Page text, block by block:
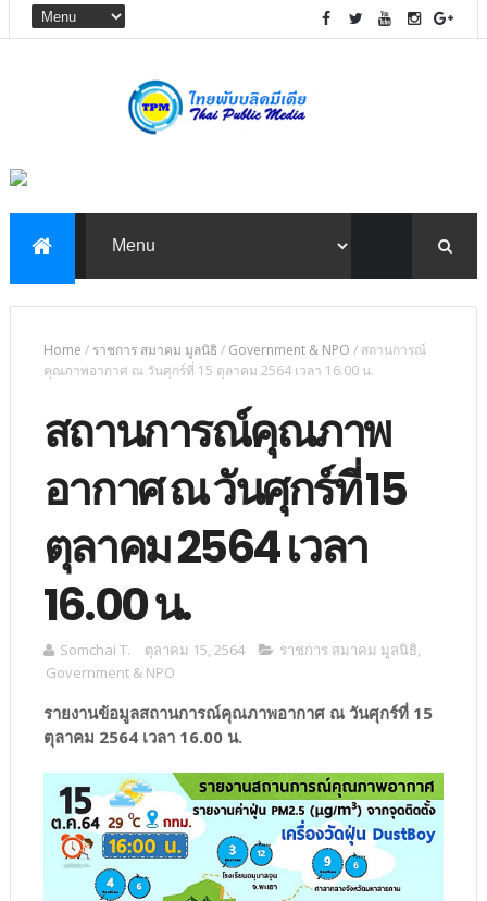
Home / ราชการ สมาคม มูลนิธิ / Government & NPO / สถานการณ์
คุณภาพอากาศ ณ วันศุกร์ที่ 15 ตุลาคม 2564 เวลา 16.00 น.
สถานการณ์คุณภาพ
อากาศ ณ วันศุกร์ที่ 15
ตุลาคม 2564 เวลา
16.00 น.
Somchai T. ตุลาคม 15, 2564 ราชการ สมาคม มูลนิธิ,
Government & NPO
รายงานข้อมูลสถานการณ์คุณภาพอากาศ ณ วันศุกร์ที่ 15
ตุลาคม 2564 เวลา 16.00 น.